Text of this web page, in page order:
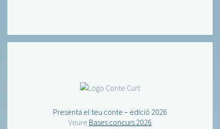
Presenta el teu conte – edició 2026
Veure Bases concurs 2026